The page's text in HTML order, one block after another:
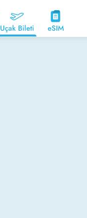
Uçak Bileti eSIM